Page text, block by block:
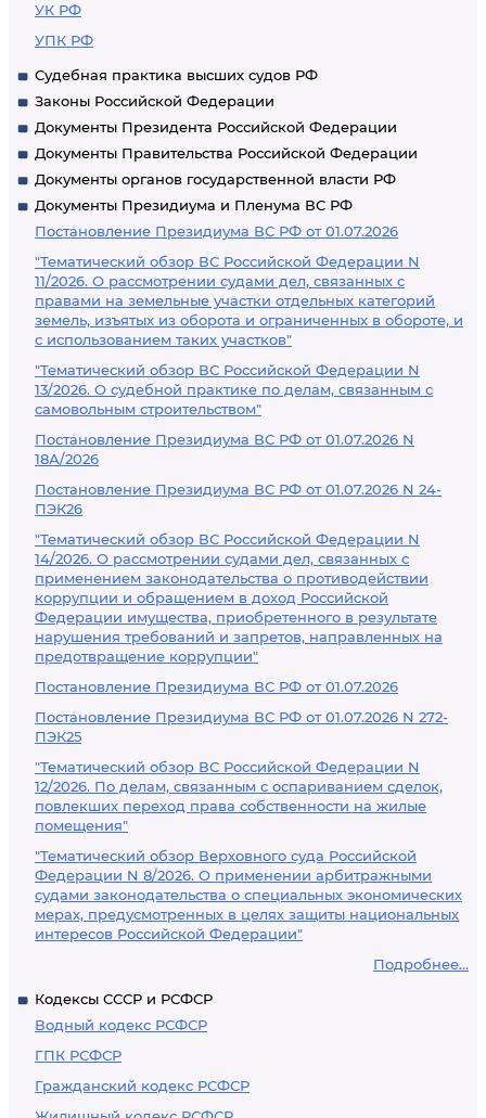
УК РФ
УПК РФ
Судебная практика высших судов РФ
Законы Российской Федерации
Документы Президента Российской Федерации
Документы Правительства Российской Федерации
Документы органов государственной власти РФ
Документы Президиума и Пленума ВС РФ
Постановление Президиума ВС РФ от 01.07.2026
"Тематический обзор ВС Российской Федерации N
11/2026. О рассмотрении судами дел, связанных с
правами на земельные участки отдельных категорий
земель, изъятых из оборота и ограниченных в обороте, и
с использованием таких участков"
"Тематический обзор ВС Российской Федерации N
13/2026. О судебной практике по делам, связанным с
самовольным строительством"
Постановление Президиума ВС РФ от 01.07.2026 N
18А/2026
Постановление Президиума ВС РФ от 01.07.2026 N 24-
ПЭК26
"Тематический обзор ВС Российской Федерации N
14/2026. О рассмотрении судами дел, связанных с
применением законодательства о противодействии
коррупции и обращением в доход Российской
Федерации имущества, приобретенного в результате
нарушения требований и запретов, направленных на
предотвращение коррупции"
Постановление Президиума ВС РФ от 01.07.2026
Постановление Президиума ВС РФ от 01.07.2026 N 272-
ПЭК25
"Тематический обзор ВС Российской Федерации N
12/2026. По делам, связанным с оспариванием сделок,
повлекших переход права собственности на жилые
помещения"
"Тематический обзор Верховного суда Российской
Федерации N 8/2026. О применении арбитражными
судами законодательства о специальных экономических
мерах, предусмотренных в целях защиты национальных
интересов Российской Федерации"
Подробнее...
Кодексы СССР и РСФСР
Водный кодекс РСФСР
ГПК РСФСР
Гражданский кодекс РСФСР